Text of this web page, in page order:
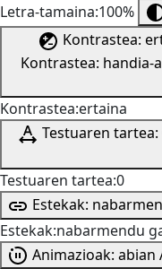
Letra-tamaina:100%
Kontrastea:
Kontrastea: handia-
Kontrastea:ertaina
Testuaren tartea:
Testuaren tartea:0
Estekak:
Estekak:nabarmendu
Animazioak: abian